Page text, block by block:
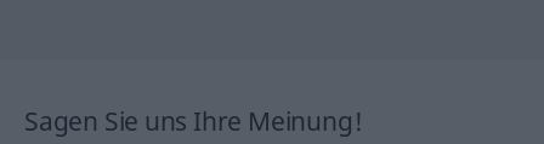
Sagen Sie uns Ihre Meinung!